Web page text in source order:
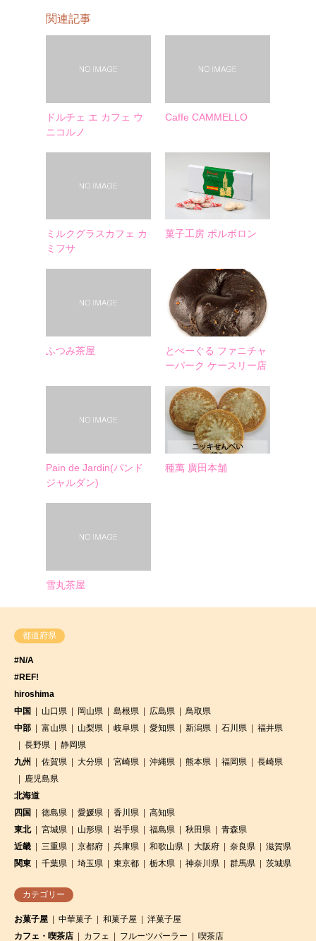
関連記事
ドルチェ エ カフェ ウ
ニコルノ
Caffe CAMMELLO
ミルクグラスカフェ カ
ミフサ
菓子工房 ポルボロン
ふつみ茶屋
とべーぐる ファニチャ
ーパーク ケースリー店
Pain de Jardin(パンド
ジャルダン)
種萬 廣田本舗
雪丸茶屋
都道府県
#N/A
#REF!
hiroshima
中国
山口県 岡山県 島根県 広島県
鳥取県
中部
富山県 山梨県 岐阜県 愛知県 新潟県 石川県
福井県
長野県
静岡県
九州
佐賀県 大分県 宮崎県 沖縄県 熊本県 福岡県
長崎県
鹿児島県
北海道
四国
徳島県 愛媛県 香川県
高知県
東北
宮城県 山形県 岩手県 福島県 秋田県
青森県
近畿
三重県 京都府 兵庫県 和歌山県 大阪府 奈良県
滋賀県
関東
千葉県 埼玉県 東京都 栃木県 神奈川県 群馬県 茨城県
カテゴリー
お菓子屋 中華菓子 和菓子屋
洋菓子屋
カフェ・喫茶店
カフェ フルーツパーラー 喫茶店